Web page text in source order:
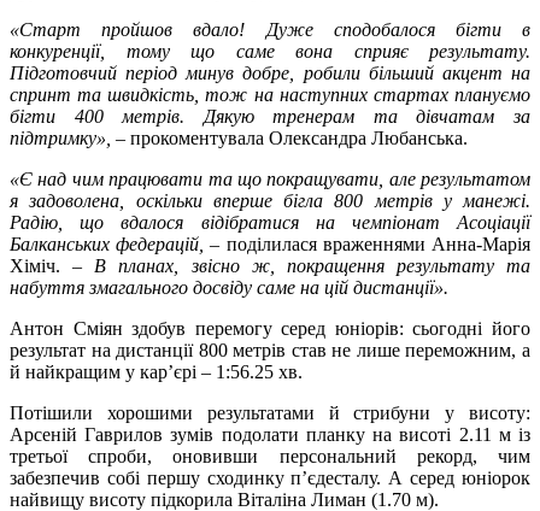
«Старт пройшов вдало! Дуже сподобалося бігти в
конкуренції, тому що саме вона сприяє результату.
Підготовчий період минув добре, робили більший акцент на
спринт та швидкість, тож на наступних стартах плануємо
бігти 400 метрів. Дякую тренерам та дівчатам за
підтримку», – прокоментувала Олександра Любанська.
«Є над чим працювати та що покращувати, але результатом
я задоволена, оскільки вперше бігла 800 метрів у манежі.
Радію, що вдалося відібратися на чемпіонат Асоціації
Балканських федерацій, – поділилася враженнями Анна-Марія
Хіміч. – В планах, звісно ж, покращення результату та
набуття змагального досвіду саме на цій дистанції».
Антон Сміян здобув перемогу серед юніорів: сьогодні його
результат на дистанції 800 метрів став не лише переможним, а
й найкращим у кар’єрі – 1:56.25 хв.
Потішили хорошими результатами й стрибуни у висоту:
Арсеній Гаврилов зумів подолати планку на висоті 2.11 м із
третьої спроби, оновивши персональний рекорд, чим
забезпечив собі першу сходинку п’єдесталу. А серед юніорок
найвищу висоту підкорила Віталіна Лиман (1.70 м).